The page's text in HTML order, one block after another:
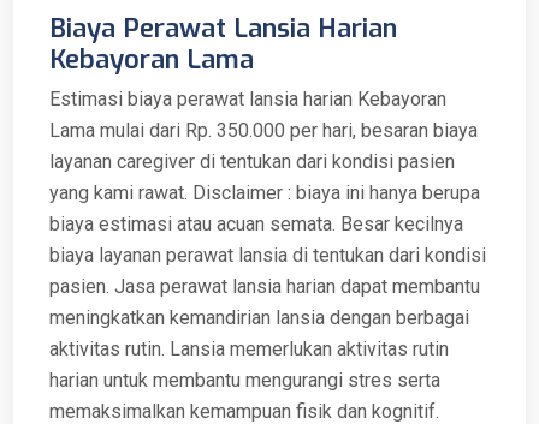
Biaya Perawat Lansia Harian
Kebayoran Lama
Estimasi biaya perawat lansia harian Kebayoran
Lama mulai dari Rp. 350.000 per hari, besaran biaya
layanan caregiver di tentukan dari kondisi pasien
yang kami rawat. Disclaimer : biaya ini hanya berupa
biaya estimasi atau acuan semata. Besar kecilnya
biaya layanan perawat lansia di tentukan dari kondisi
pasien. Jasa perawat lansia harian dapat membantu
meningkatkan kemandirian lansia dengan berbagai
aktivitas rutin. Lansia memerlukan aktivitas rutin
harian untuk membantu mengurangi stres serta
memaksimalkan kemampuan fisik dan kognitif.